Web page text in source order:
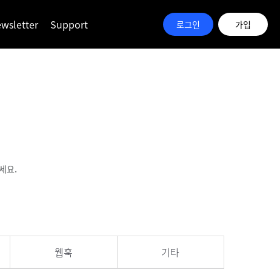
Support 로그인 가입
요.
웹훅 기타